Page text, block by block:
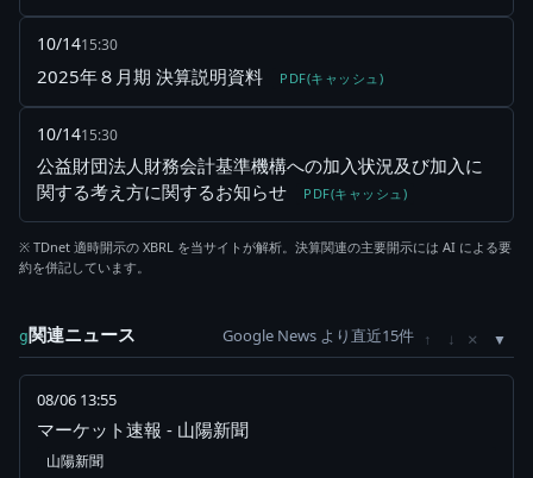
10/1415:30
2025年８月期 決算説明資料 PDF(キャッシュ)
10/1415:30
公益財団法人財務会計基準機構への加入状況及び加入に
関する考え方に関するお知らせ
PDF(キャッシュ)
※ TDnet 適時開示の XBRL を当サイトが解析。決算関連の主要開示には AI による要
約を併記しています。
g関連ニュース Google News より直近15件 ↑ ↓ ×
08/06 13:55
マーケット速報 - 山陽新聞
山陽新聞